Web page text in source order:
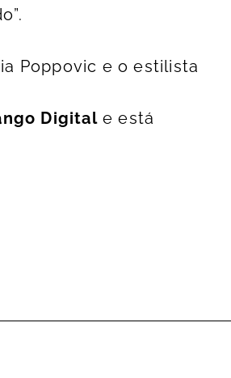
Poppovic e o estilista
Digitale está